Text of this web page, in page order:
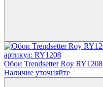
артикул: RY1208
Обои Trendsetter Roy RY1208
Наличие уточняйте